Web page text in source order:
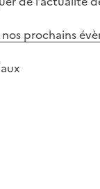
prochains